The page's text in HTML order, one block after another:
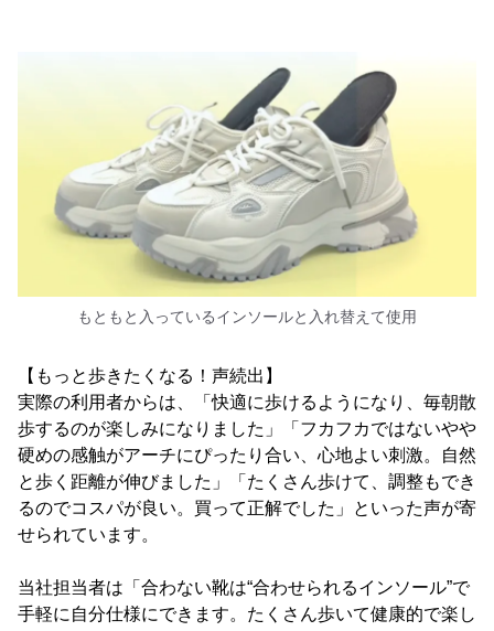
もともと入っているインソールと入れ替えて使用
【もっと歩きたくなる！声続出】
実際の利用者からは、「快適に歩けるようになり、毎朝散
歩するのが楽しみになりました」「フカフカではないやや
硬めの感触がアーチにぴったり合い、心地よい刺激。自然
と歩く距離が伸びました」「たくさん歩けて、調整もでき
るのでコスパが良い。買って正解でした」といった声が寄
せられています。
当社担当者は「合わない靴は“合わせられるインソール”で
手軽に自分仕様にできます。たくさん歩いて健康的で楽し